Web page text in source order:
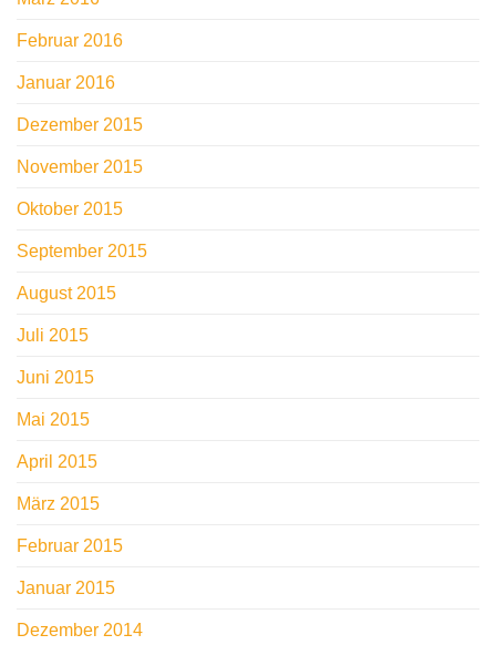
Februar 2016
Januar 2016
Dezember 2015
November 2015
Oktober 2015
September 2015
August 2015
Juli 2015
Juni 2015
Mai 2015
April 2015
März 2015
Februar 2015
Januar 2015
Dezember 2014